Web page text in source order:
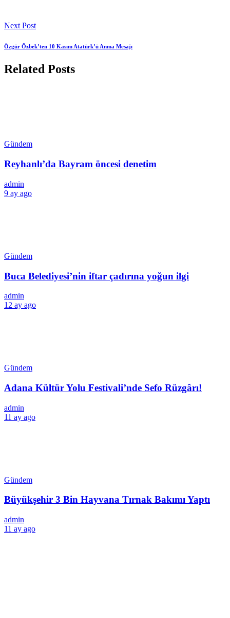
Next Post
Özgür Özbek’ten 10 Kasım Atatürk’ü Anma Mesajı
Related Posts
Gündem
Reyhanlı’da Bayram öncesi denetim
admin
9 ay ago
Gündem
Buca Belediyesi’nin iftar çadırına yoğun ilgi
admin
12 ay ago
Gündem
Adana Kültür Yolu Festivali’nde Sefo Rüzgârı!
admin
11 ay ago
Gündem
Büyükşehir 3 Bin Hayvana Tırnak Bakımı Yaptı
admin
11 ay ago